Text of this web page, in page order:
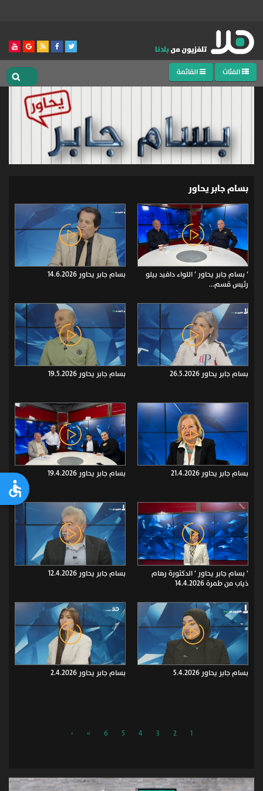
الفئات القائمة
بسام جابر يحاور
‘ بسام جابر يحاور ‘ اللواء دافيد بيلو
رئيس قسم...
بسام جابر يحاور 14.6.2026
بسام جابر يحاور 26.5.2026 بسام جابر يحاور 19.5.2026
بسام جابر يحاور 21.4.2026 بسام جابر يحاور 19.4.2026
‘ بسام جابر يحاور ‘ الدكتورة رهام
ذياب من طمرة 14.4.2026
بسام جابر يحاور 12.4.2026
بسام جابر يحاور 5.4.2026 بسام جابر يحاور 2.4.2026
1
2
3
4
5
6
»
›